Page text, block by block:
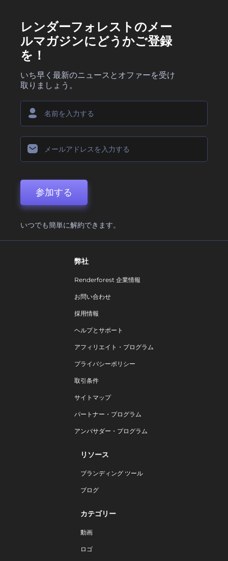
レンダーフォレストのメー
ルマガジンにどうかご登録
を！
いち早く最新のニュースとオファーを受け
取りましょう。
参加する
いつでも簡単に解約できます。
弊社
Renderforest 企業情報
お問い合わせ
採用情報
ヘルプとサポート
アフィリエイト・プログラム
プライバシーポリシー
取引条件
サイトマップ
パートナー・プログラム
アンバサダー・プログラム
リソース
ブランディング ツール
ブログ
カテゴリー
動画
ロゴ